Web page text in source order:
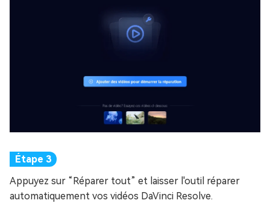
Appuyez sur “Réparer tout” et laisser l'outil réparer
automatiquement vos vidéos DaVinci Resolve.